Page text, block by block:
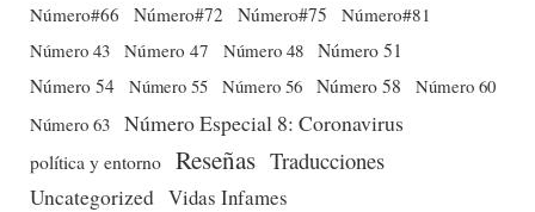
Número#66
Número#72 Número#75
Número#81
Número 43 Número 47 Número 48 Número 51
Número 54 Número 55 Número 56 Número 58
Número 60
Número 63 Número Especial 8: Coronavirus
política y entorno Reseñas Traducciones
Uncategorized Vidas Infames